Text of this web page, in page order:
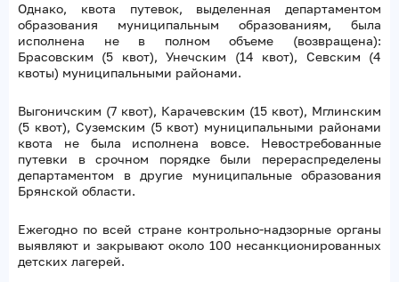
Однако, квота путевок, выделенная департаментом
образования муниципальным образованиям, была
исполнена не в полном объеме (возвращена):
Брасовским (5 квот), Унечским (14 квот), Севским (4
квоты) муниципальными районами.
Выгоничским (7 квот), Карачевским (15 квот), Мглинским
(5 квот), Суземским (5 квот) муниципальными районами
квота не была исполнена вовсе. Невостребованные
путевки в срочном порядке были перераспределены
департаментом в другие муниципальные образования
Брянской области.
Ежегодно по всей стране контрольно-надзорные органы
выявляют и закрывают около 100 несанкционированных
детских лагерей.